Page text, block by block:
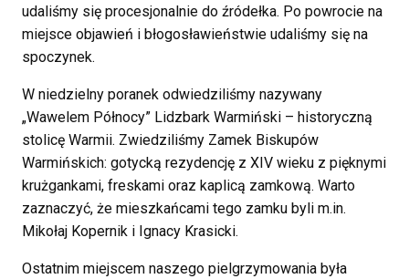
udaliśmy się procesjonalnie do źródełka. Po powrocie na
miejsce objawień i błogosławieństwie udaliśmy się na
spoczynek.
W niedzielny poranek odwiedziliśmy nazywany
„Wawelem Północy” Lidzbark Warmiński – historyczną
stolicę Warmii. Zwiedziliśmy Zamek Biskupów
Warmińskich: gotycką rezydencję z XIV wieku z pięknymi
krużgankami, freskami oraz kaplicą zamkową. Warto
zaznaczyć, że mieszkańcami tego zamku byli m.in.
Mikołaj Kopernik i Ignacy Krasicki.
Ostatnim miejscem naszego pielgrzymowania była